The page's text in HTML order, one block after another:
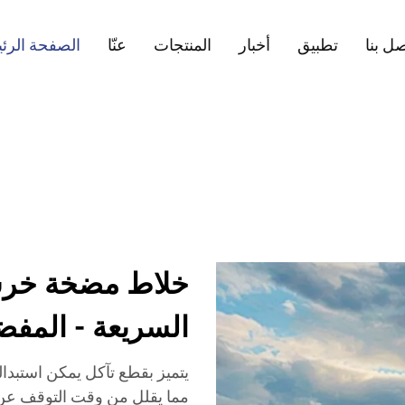
الصفحة عنّا المنتجات أخبار تطبيق بنا
خلاط مضخة
السريعة -
يتميز بقطع تآكل يمكن
مما يقلل من وقت التوقف